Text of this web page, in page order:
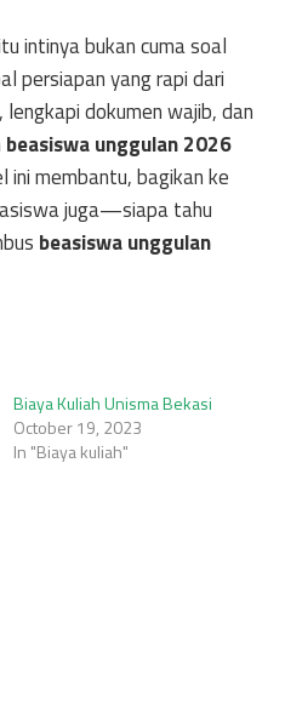
intinya bukan cuma soal
persiapan yang rapi dari
lengkapi dokumen wajib, dan
beasiswa unggulan 2026
ini membantu, bagikan ke
juga—siapa tahu
beasiswa unggulan
Biaya Kuliah Unisma Bekasi
October 19, 2023
In "Biaya kuliah"